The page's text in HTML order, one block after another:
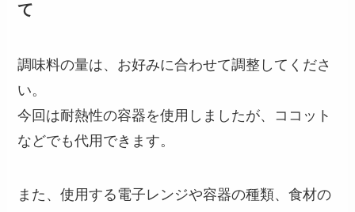
て
調味料の量は、お好みに合わせて調整してくださ
い。
今回は耐熱性の容器を使用しましたが、ココット
などでも代用できます。
また、使用する電子レンジや容器の種類、食材の